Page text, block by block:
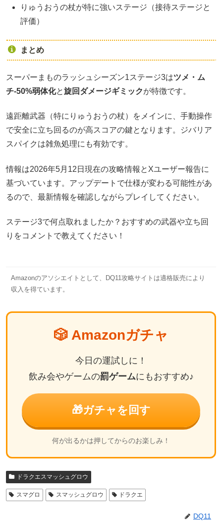
りゅうおうの杖が特に強いステージ（接待ステージと
評価）
まとめ
スーパーまものラッシュシーズン1ステージ3はツメ・ム
チ-50%弱体化と旋回ダメージギミックが特徴です。
遠距離武器（特にりゅうおうの杖）をメインに、手動操作
で安全に立ち回るのが高スコアの鍵となります。ジバリア
スパイクは雑魚処理にも有効です。
情報は2026年5月12日現在の攻略情報とXユーザー報告に
基づいています。アップデートで仕様が変わる可能性があ
るので、最新情報を確認しながらプレイしてください。
ステージ3で何点取れましたか？おすすめの武器や立ち回
りをコメントで教えてください！
Amazonのアソシエイトとして、DQ11攻略サイトは適格販売により
収入を得ています。
🎲 Amazonガチャ
今日の運試しに！
飲み会やゲームの罰ゲームにもおすすめ♪
🎁ガチャを回す
何が出るかは押してからのお楽しみ！
ドラクエスマッシュグロウ
スマグロ スマッシュグロウ ドラクエ
DQ11